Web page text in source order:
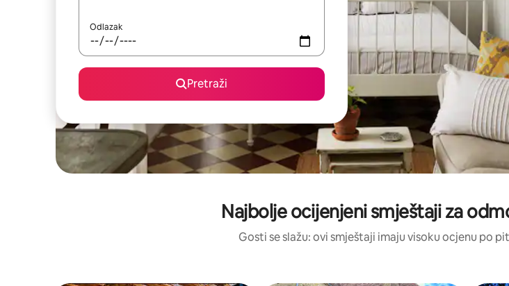
Odlazak
Pretraži
Najbolje ocijenjeni smještaji za
Gosti se slažu: ovi smještaji imaju visoku ocjenu po